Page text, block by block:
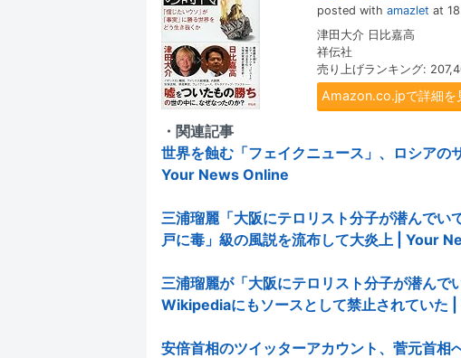
posted with amazlet at
津田大介 日比嘉高
祥伝社
売り上げランキング:
Amazon.co.jpで詳細を
・関連記事
世界を蝕む「フェイクニュース」、ロシアの
Your News Online
三浦瑠麗「大阪にテロリスト分子が潜んで
戸に毒」級の風説を流布して大炎上 | Your
三浦瑠麗が「大阪にテロリスト分子が潜んで
Wikipediaにもソースとして禁止されていた
安倍首相のツイッターアカウント、菅元首相